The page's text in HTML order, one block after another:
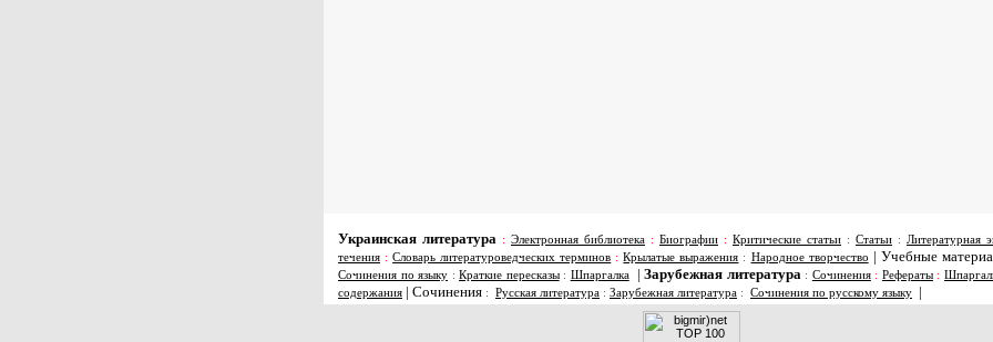
Украинская литература : Электронная библиотека : Биографии : Критические статьи : Статьи : Литературная
течения :Словарь литературоведческих терминов :Крылатые выражения : Народное творчество | Учебные
Сочинения по языку :Краткие пересказы: Шпаргалка | Зарубежная литература : Сочинения: Рефераты:
содержания | Сочинения : Русская литература : Зарубежная литература : Сочинения по русскому языку |